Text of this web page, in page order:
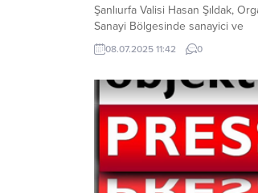
Şanlıurfa Valisi Hasan Şıldak,
Sanayi Bölgesinde sanayici ve
girişimciler için yeni bir ön tahsis
duyurusu süreci başlattıklarını,
parsel için 27 Temmuz 2025
kadar sürecek olan başvuru
girişimcilerin ön tahsis talebinde
bulunabileceğini açıkladı. Her
daha da büyüyen Şanlıurfa
Sanayi...
08.07.2025 11:42 0